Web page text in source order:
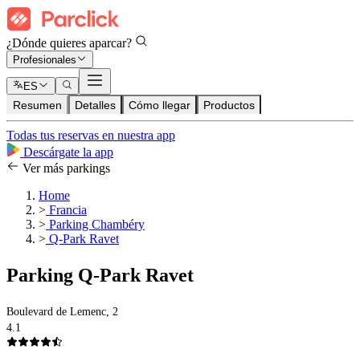
¿Dónde quieres aparcar?
Profesionales
ES
Resumen Detalles Cómo llegar Productos
Todas tus reservas en nuestra app
Descárgate la app
Ver más parkings
Home
> Francia
> Parking Chambéry
> Q-Park Ravet
Parking Q-Park Ravet
Boulevard de Lemenc, 2
4.1